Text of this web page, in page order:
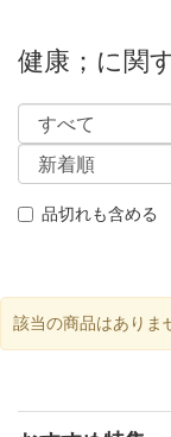
健康；に関
品切れも含める
該当の商品はありま